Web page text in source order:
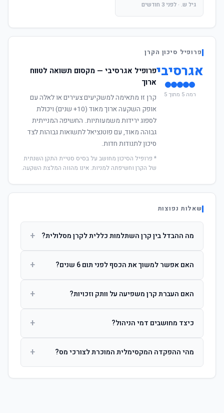
גיל ש. · לפני 3 חודשים
פרופיל סיכון הקרן
אגרסיבי
רמה 5 מתוך 5
פרופיל אגרסיבי — מקסום תשואה לטווח
ארוך
קרן זו מתאימה למשקיעים צעירים או לאלה עם
אופק השקעה ארוך מאוד (10+ שנים) ויכולת
לספוג ירידות משמעותיות. החשיפה המנייתית
גבוהה מאוד, עם פוטנציאל לתשואות גבוהות לצד
סיכון לתנודות חדות.
* פרופיל הסיכון מחושב על בסיס סטיית התקן השנתית
של הקרן וחשיפתה למניות. אינו מהווה המלצת השקעה.
שאלות נפוצות
מה ההבדל בין קרן השתלמות כללית לקרן מסלולית? +
ההשקעות. קרן מסלולית עוקבת אחרי מדד ספציפי ומאפשרת
האם אפשר למשוך את הכסף לפני תום 6 שנים? +
הרווחים. לאחר 6 שנים ניתן למשוך פטור ממס עד לתקרה
האם העברת קרן משפיעה על וותק וזכויות? +
החברות. הוותק ממשיך להיספר מיום ההפקדה הראשונה.
כיצד מחושבים דמי הניהול? +
ומתן על שיעורם בעת הצטרפות.
מהי ההפקדה המקסימלית המוכרת לצורכי מס? +